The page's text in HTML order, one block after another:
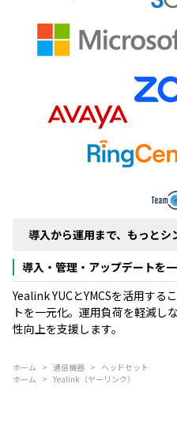
導入から運用まで、もっとシ
導入・管理・アップデートを
Yealink YUCとYMCSを活用する
トを一元化。運用負荷を軽減し
性向上を支援します。
ホーム > 通信機器 > ヘッドセット
ホーム > Yealink（ヤーリンク）